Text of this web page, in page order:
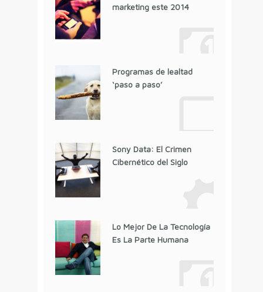
marketing este 2014
Programas de lealtad
‘paso a paso’
Sony Data: El Crimen
Cibernético del Siglo
Lo Mejor De La Tecnología
Es La Parte Humana